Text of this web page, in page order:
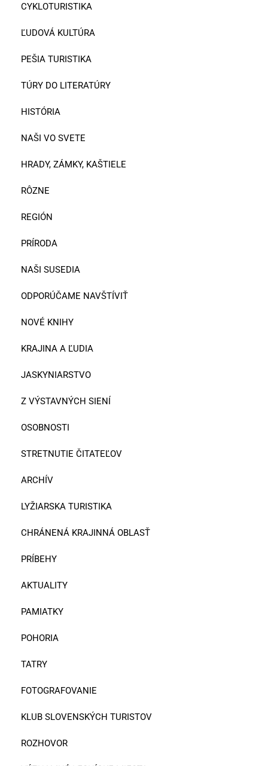
CYKLOTURISTIKA
ĽUDOVÁ KULTÚRA
PEŠIA TURISTIKA
TÚRY DO LITERATÚRY
HISTÓRIA
NAŠI VO SVETE
HRADY, ZÁMKY, KAŠTIELE
RÔZNE
REGIÓN
PRÍRODA
NAŠI SUSEDIA
ODPORÚČAME NAVŠTÍVIŤ
NOVÉ KNIHY
KRAJINA A ĽUDIA
JASKYNIARSTVO
Z VÝSTAVNÝCH SIENÍ
OSOBNOSTI
STRETNUTIE ČITATEĽOV
ARCHÍV
LYŽIARSKA TURISTIKA
CHRÁNENÁ KRAJINNÁ OBLASŤ
PRÍBEHY
AKTUALITY
PAMIATKY
POHORIA
TATRY
FOTOGRAFOVANIE
KLUB SLOVENSKÝCH TURISTOV
ROZHOVOR